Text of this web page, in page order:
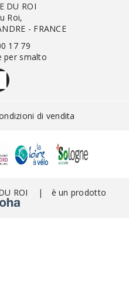
DU ROI
Roi,
- FRANCE
17 79
per smalto
di vendita
ROI | è un prodotto